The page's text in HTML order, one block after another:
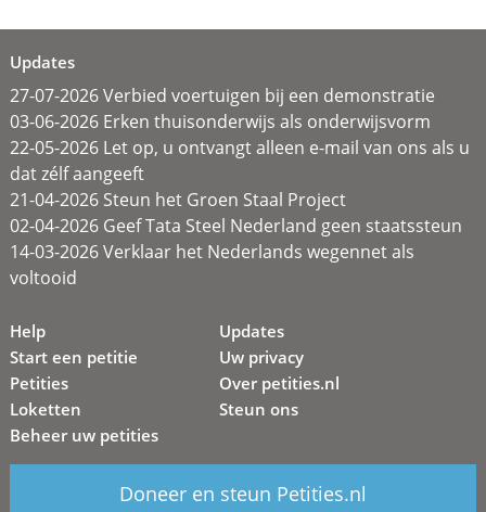
Updates
27-07-2026 Verbied voertuigen bij een demonstratie
03-06-2026 Erken thuisonderwijs als onderwijsvorm
22-05-2026 Let op, u ontvangt alleen e-mail van ons als u
dat zélf aangeeft
21-04-2026 Steun het Groen Staal Project
02-04-2026 Geef Tata Steel Nederland geen staatssteun
14-03-2026 Verklaar het Nederlands wegennet als
voltooid
Help
Start een petitie
Petities
Loketten
Beheer uw petities
Updates
Uw privacy
Over petities.nl
Steun ons
Doneer en steun Petities.nl